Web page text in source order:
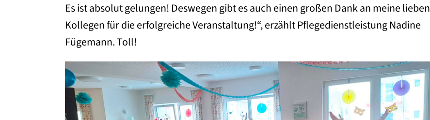
Es ist absolut gelungen! Deswegen gibt es auch einen großen Dank an meine lieben
Kollegen für die erfolgreiche Veranstaltung!“, erzählt Pflegedienstleistung Nadine
Fügemann. Toll!